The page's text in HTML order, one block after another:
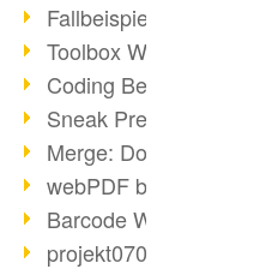
Fallbeispiel: Fusion von
Toolbox WebService
Coding Beispiel:
Sneak Preview des
Merge: Dokumente
webPDF bei Infoniqa
Barcode Webservice
projekt0708 & webPDF